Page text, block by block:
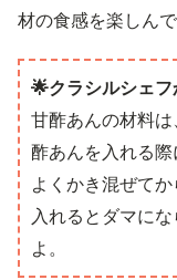
材の食感を楽しん
🌟クラシルシェ
甘酢あんの材料
酢あんを入れる際
よくかき混ぜて
入れるとダマに
よ。